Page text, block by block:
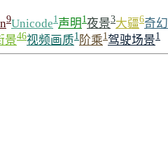
9Unicode1声明 1夜景3大疆6奇幻
景46视频画质1 阶乘1驾驶场景1